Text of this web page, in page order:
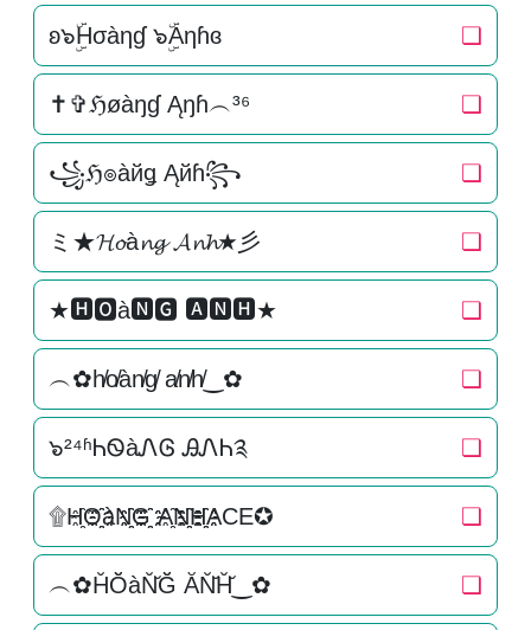
ʚ๖ۣۜHσàηɠ ๖ۣۜAηɦɞ ❏
✝✞ℌøàŋɠ Ąŋɦ︵³⁶ ❏
꧁ℌ๏àйǥ Ąйɦ꧂ ❏
ミ★𝓗𝓸à𝓷𝓰 𝓐𝓷𝓱★彡 ❏
★🅷🅾à🅽🅶 🅰🅽🅷★ ❏
︵✿h̸o̸àn̸g̸ a̸n̸h̸‿✿ ❏
๖²⁴ʱᏂᏫàᏁᎶ ᎯᏁᏂ༉ ❏
۩H҈O҈҈àN҈҈G҈҈ A҈N҈҈H҈҈ACE✪ ❏
︵✿H̆Ŏ̆àN̆̆Ğ̆ ĂN̆̆H̆̆‿✿ ❏